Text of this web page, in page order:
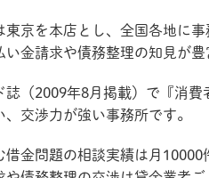
東京を本店とし、全国各地に
金請求や債務整理の知見が
（2009年8月掲載）で『消
交渉力が強い事務所です。
借金問題の相談実績は月